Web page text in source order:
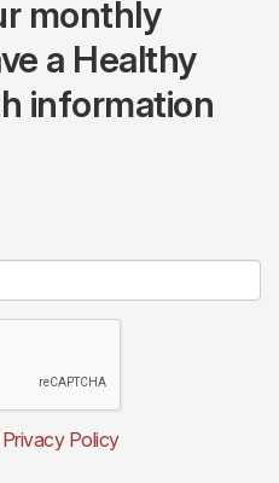
monthly
a Healthy
information
Privacy Policy